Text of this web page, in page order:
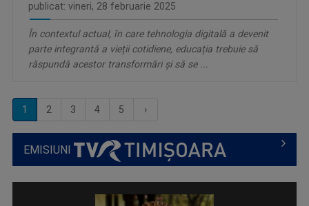
publicat: vineri, 28 februarie 2025
În contextul actual, în care tehnologia digitală a devenit
parte integrantă a vieții cotidiene, educația trebuie să
răspundă acestor transformări și să se ...
1 2 3 4 5 ›
EMISIUNI